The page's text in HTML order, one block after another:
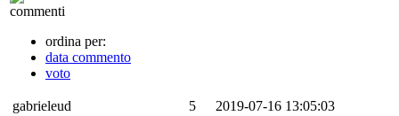
commenti
ordina per:
data commento
voto
gabrieleud 5
2019-07-16 13:05:03